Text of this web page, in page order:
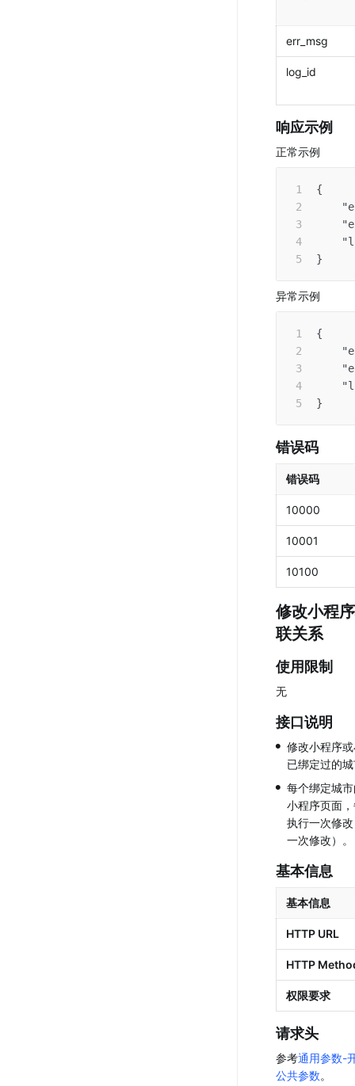
err_msg
log_id
响应示例
正常示例
{
}
异常示例
{
}
错误码
错误码
10000
10001
10100
修改小程
联关系
使用限制
无
接口说明
• 修改小程序
已绑定过的
• 每个绑定城
小程序页面
执行一次修
一次修改）。
基本信息
基本信息
HTTP URL
HTTP
权限要求
请求头
参考通用参数-
公共参数。